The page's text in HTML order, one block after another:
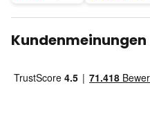
Kundenmeinungen